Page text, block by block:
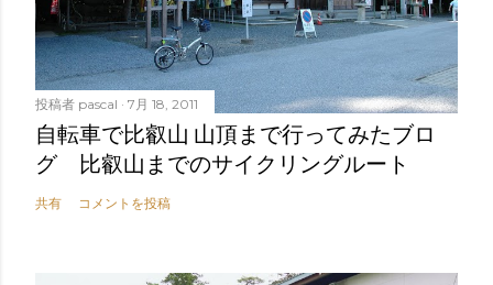
投稿者 pascal 7月 18, 2011
自転車で比叡山 山頂まで行ってみたブロ
グ 比叡山までのサイクリングルート
共有 コメントを投稿